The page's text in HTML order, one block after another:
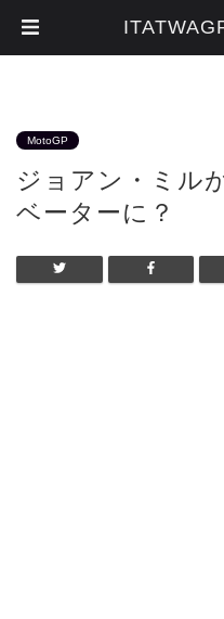
MotoGP
ジョアン・ミル
ベーターに？